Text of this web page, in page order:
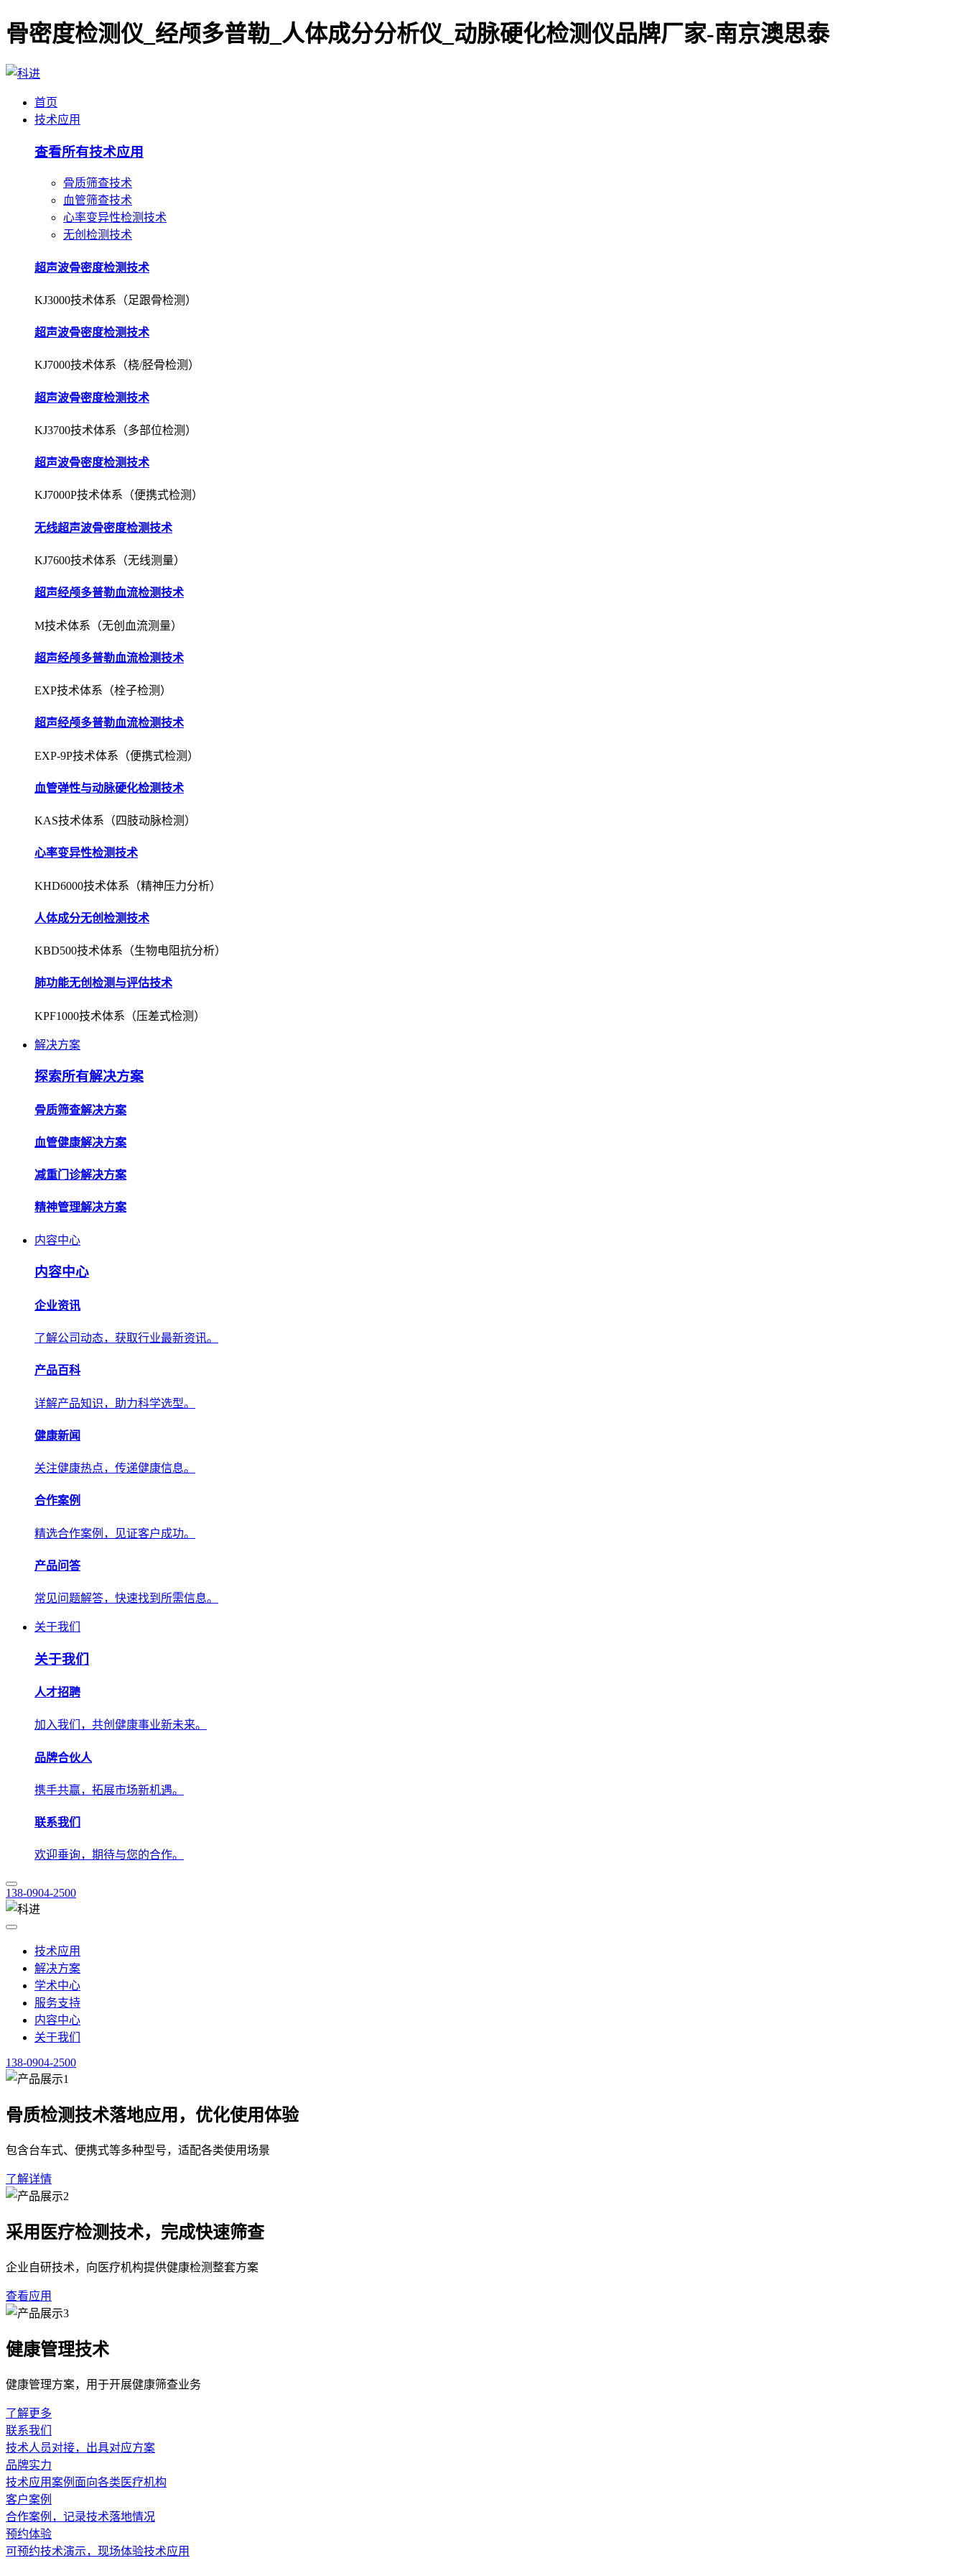
首页
骨质筛查技术
心率变异性检测技术
超声波骨密度检测技术
KJ3000技术体系（足跟骨检测）
超声波骨密度检测技术
KJ7000技术体系（桡/胫骨检测）
超声波骨密度检测技术
KJ3700技术体系（多部位检测）
超声波骨密度检测技术
KJ7000P技术体系（便携式检测）
无线超声波骨密度检测技术
KJ7600技术体系（无线测量）
超声经颅多普勒血流检测技术
M技术体系（无创血流测量）
超声经颅多普勒血流检测技术
EXP技术体系（栓子检测）
超声经颅多普勒血流检测技术
EXP-9P技术体系（便携式检测）
血管弹性与动脉硬化检测技术
KAS技术体系（四肢动脉检测）
心率变异性检测技术
KHD6000技术体系（精神压力分析）
人体成分无创检测技术
KBD500技术体系（生物电阻抗分析）
肺功能无创检测与评估技术
KPF1000技术体系（压差式检测）
解决方案
探索所有解决方案
骨质筛查解决方案
血管健康解决方案
减重门诊解决方案
精神管理解决方案
内容中心
内容中心
企业资讯
了解公司动态，获取行业最新资讯。
产品百科
详解产品知识，助力科学选型。
健康新闻
关注健康热点，传递权威健康信息。
合作案例
精选合作案例，见证客户成功。
产品问答
常见问题解答，快速找到所需信息。
关于我们
关于我们
人才招聘
加入我们，共创健康事业新未来。
品牌合伙人
携手共赢，拓展市场新机遇。
联系我们
欢迎垂询，期待与您的合作。
138-0904-2500
技术应用
解决方案
内容中心
关于我们
138-0904-2500
健康新闻
整理健康行业政策、医学资讯与科普内容，供行业人员查阅。
首页/内容中心/健康新闻 · 正文
便携式肺功能仪的行业趋势与价格影响因素
2026-07-06
端分析成为可能，降低了重复购置成本。行业共识指出：设备不仅要满足基础肺活量、用力呼气量等指标的测量精度，还需适应不同使用场景的电量续航与数据管理要求。这一趋势意味着，单
纯比较硬件参数已不足以支撑科学选型，设备在合规认证、软件适配和后续维护方面的表现，逐渐成为影响总体拥有成本的关键变量。
技术迭代对设备定价逻辑产生了实质性影响。主流便携式肺功能仪普遍采用压差式或超声波式流量传感器，前者结构简单、更换成本较低，后者精度更高但初始投入偏大。随着微机电系统技术
的成熟，核心元件的制造成本得到有效控制，整机价格呈现稳中有降的趋势。然而，这种下降并非均匀分布：真正影响价格差异的因素集中在数据算法的验证投入、显示界面的友好程度以及抗
干扰能力的增强设计上。医疗机构在评估设备时，应关注其内嵌的质控程序是否通过*认可的检测实验室验证，因为这直接关系到测量结果的可信度。
成本往往会体现在设备定价中。此外，定期校准服务也是隐性支出的一部分——部分设备需每年返回原厂校准，而另一些机型则支持现场*气体验证，后者的长期维护成本通常更低。了解这些
选型决策应当超越价格层面的简单比较。从行业趋势来看，便携式肺功能仪的未来方向是数据互联与智能化辅助，设备的软件迭代能力和兼容性将成为核心竞争力。建议机构在采购前明确自身
应用场景：是用于大规模筛查的初筛工具，还是用于慢病管理的随访筛查？不同场景对检测重复性、数据导出格式以及用户权限管理的要求存在差异。此外，供应商的售后响应速度和培训支持
也是不可忽视的因素。一个*的选型方案，应当是在符合注册要求的前提下，找到检测性能、使用便利性和长期服务之间的平衡点。
便携式肺功能仪 行业趋势 选型因素
上一篇：从初次接触到长期使用，便携式肺功
相关新闻